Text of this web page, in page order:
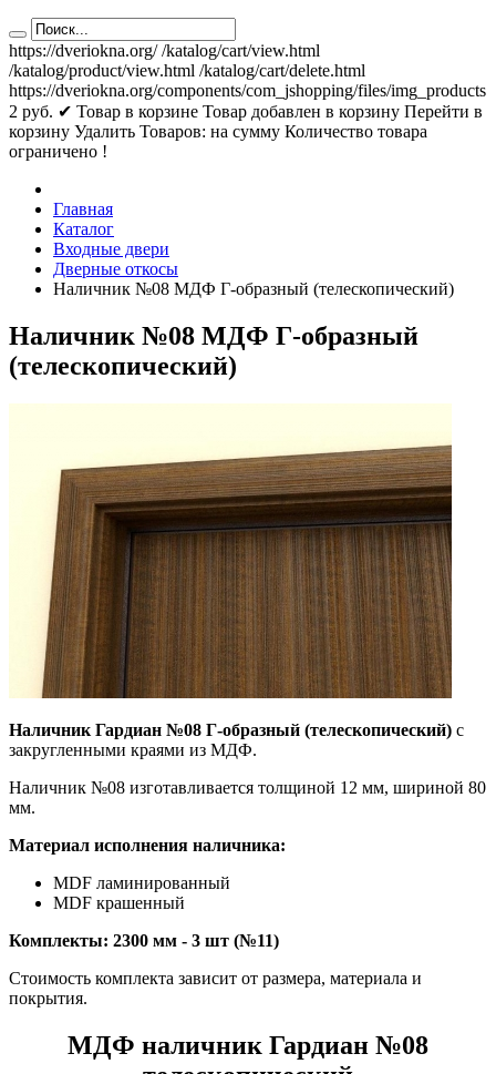
https://dveriokna.org/ /katalog/cart/view.html
/katalog/product/view.html /katalog/cart/delete.html
https://dveriokna.org/components/com_jshopping/files/img_products
2 руб. ✔ Товар в корзине Товар добавлен в корзину Перейти в
корзину Удалить Товаров: на сумму Количество товара
ограничено !
Главная
Каталог
Входные двери
Дверные откосы
Наличник №08 МДФ Г-образный (телескопический)
Наличник №08 МДФ Г-образный
(телескопический)
Наличник Гардиан №08 Г-образный (телескопический) с
закругленными краями из МДФ.
Наличник №08 изготавливается толщиной 12 мм, шириной 80
мм.
Материал исполнения наличника:
MDF ламинированный
MDF крашенный
Комплекты: 2300 мм - 3 шт (№11)
Стоимость комплекта зависит от размера, материала и
покрытия.
МДФ наличник Гардиан №08